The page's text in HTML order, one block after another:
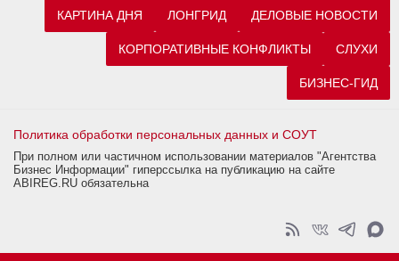
КАРТИНА ДНЯ ЛОНГРИД ДЕЛОВЫЕ НОВОСТИ
КОРПОРАТИВНЫЕ КОНФЛИКТЫ СЛУХИ
БИЗНЕС-ГИД
Политика обработки персональных данных и СОУТ
При полном или частичном использовании материалов "Агентства
Бизнес Информации" гиперссылка на публикацию на сайте
ABIREG.RU обязательна